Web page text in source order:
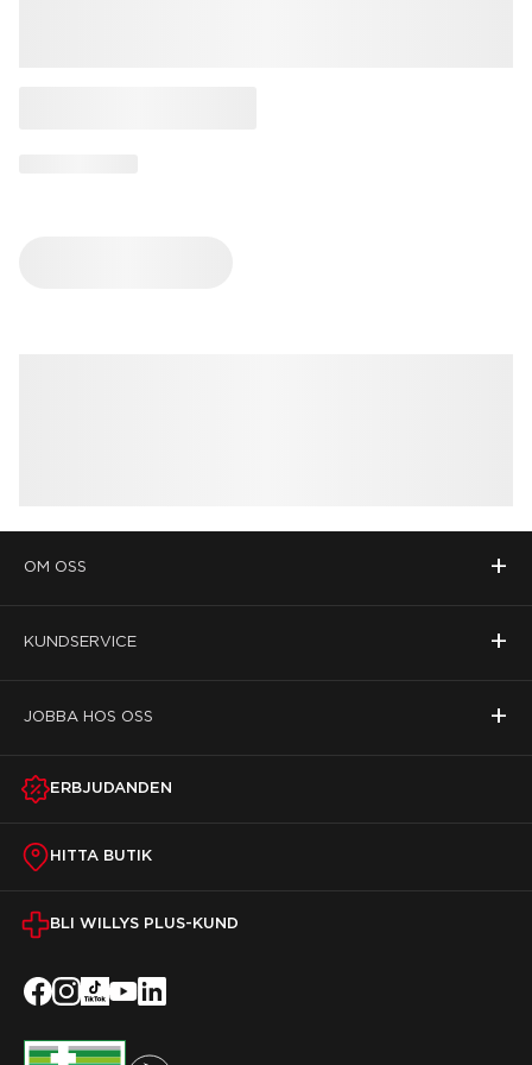
OM OSS +
KUNDSERVICE +
JOBBA HOS OSS +
ERBJUDANDEN
HITTA BUTIK
BLI WILLYS PLUS-KUND